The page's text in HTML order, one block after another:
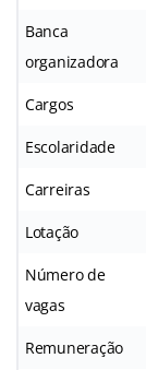
Banca
organizadora
Cargos
Escolaridade
Carreiras
Lotação
Número de
vagas
Remuneração